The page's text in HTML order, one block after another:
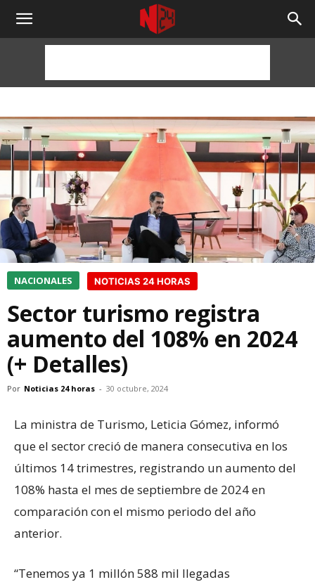
NOTICIAS
HORAS
NACIONALES NOTICIAS 24 HORAS
Sector turismo registra
aumento del 108% en 2024
(+ Detalles)
Por Noticias 24 horas - 30 octubre, 2024
La ministra de Turismo, Leticia Gómez, informó
que el sector creció de manera consecutiva en los
últimos 14 trimestres, registrando un aumento del
108% hasta el mes de septiembre de 2024 en
comparación con el mismo periodo del año
anterior.
“Tenemos ya 1 millón 588 mil llegadas